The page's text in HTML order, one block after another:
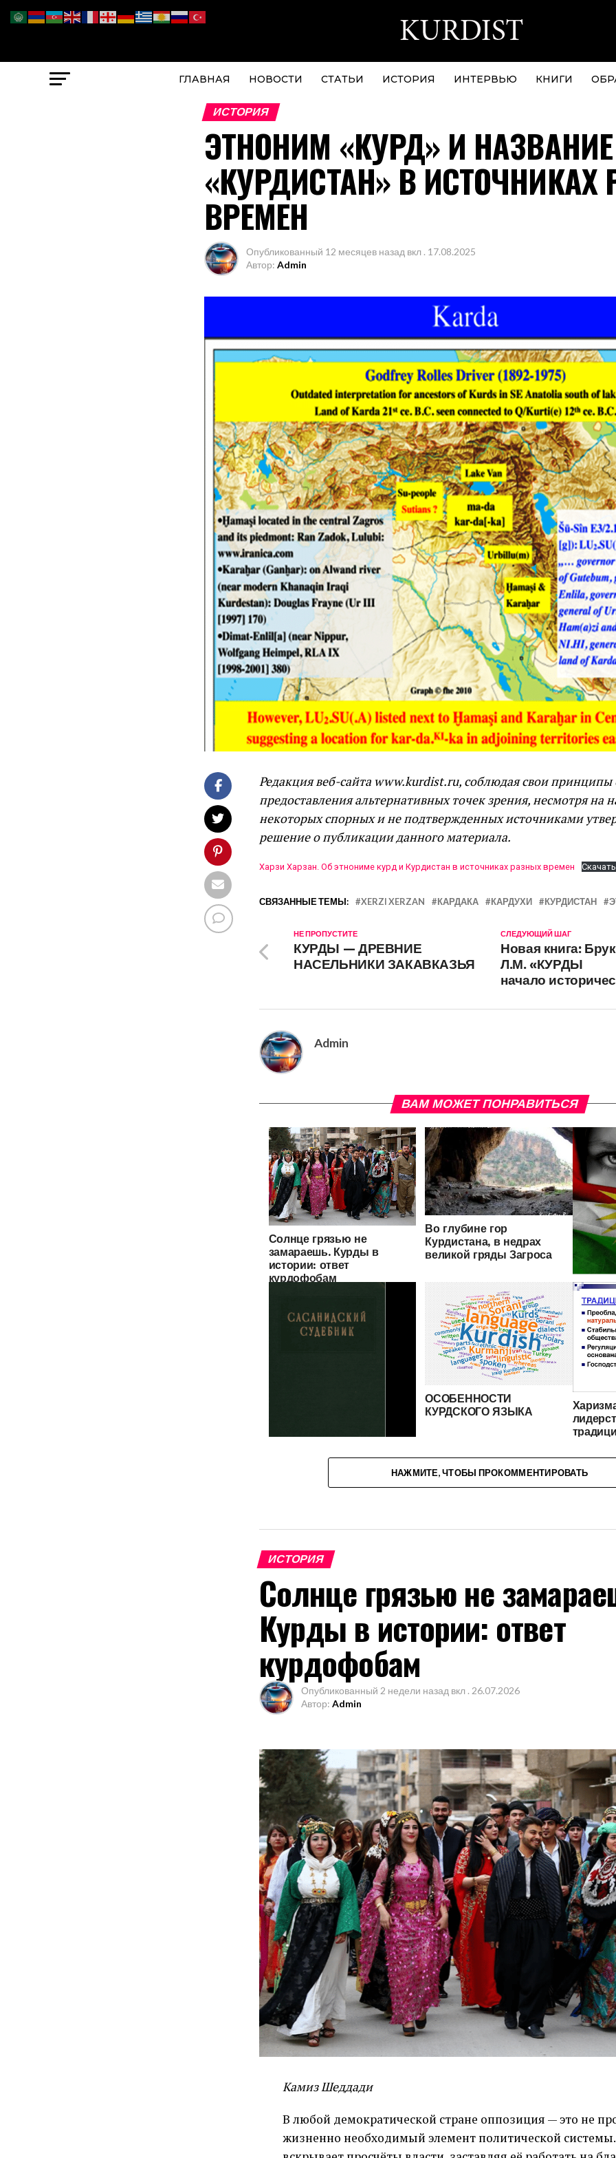
ГЛАВНАЯ НОВОСТИ СТАТЬИ ИСТОРИЯ ИНТЕРВЬЮ КНИГИ
ИСТОРИЯ
ЭТНОНИМ «КУРД» И НАЗВАНИЕ
«КУРДИСТАН» В ИСТОЧНИКАХ
ВРЕМЕН
Опубликованный 12 месяцев назад вкл . 17.08.2025
Автор: Admin
Редакция веб-сайта www.kurdist.ru, соблюдая свои принципы
предоставления альтернативных точек зрения, несмотря на
некоторых спорных и не подтвержденных источниками
решение о публикации данного материала.
Харзи Харзан. Об этнониме курд и Курдистан в источниках разных времен Скачать
СВЯЗАННЫЕ ТЕМЫ: XERZI XERZAN КАРДАКА КАРДУХИ КУРДИСТАН
СЛЕДУЮЩИЙ ШАГ
Новая книга:
Л.М. «КУРДЫ
начало
НЕ ПРОПУСТИТЕ
КУРДЫ — ДРЕВНИЕ
НАСЕЛЬНИКИ ЗАКАВКАЗЬЯ
Admin
ВАМ МОЖЕТ ПОНРАВИТЬСЯ
Солнце грязью не
замараешь. Курды в
истории: ответ
курдофобам
Во глубине гор
Курдистана, в недрах
великой гряды Загроса
Звета.
на
судьбы
КУРДСКИЙ СУДЕБНИК
ПЕРИОДА: «MĀTAKDAN I
ОСОБЕННОСТИ
КУРДСКОГО ЯЗЫКА
НАЖМИТЕ, ЧТОБЫ ПРОКОММЕНТИРОВАТЬ
ИСТОРИЯ
Солнце грязью не
Курды в истории: ответ
курдофобам
Опубликованный 2 недели назад вкл . 26.07.2026
Автор: Admin
Камиз Шеддади
В любой демократической стране оппозиция — это не
жизненно необходимый элемент политической